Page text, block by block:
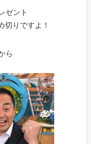
ゼント
切りですよ！
ら